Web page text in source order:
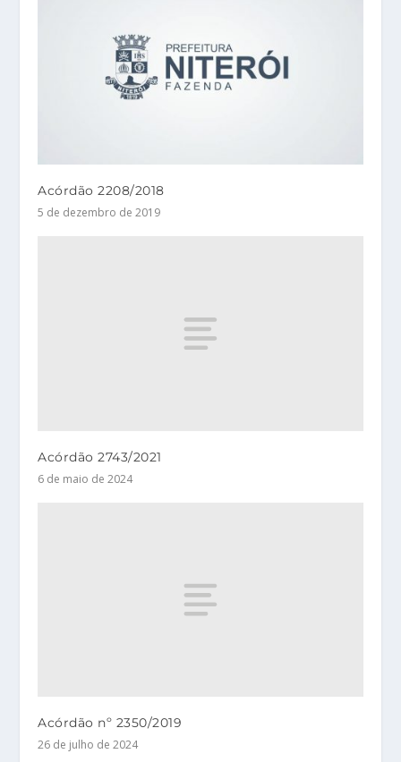
Acórdão 2208/2018
5 de dezembro de 2019
Acórdão 2743/2021
6 de maio de 2024
Acórdão nº 2350/2019
26 de julho de 2024